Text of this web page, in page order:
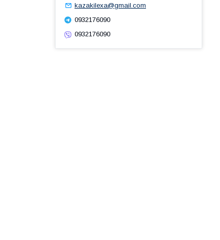
kazakilexa@gmail.com
0932176090
0932176090